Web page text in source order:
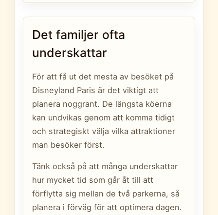
Det familjer ofta
underskattar
För att få ut det mesta av besöket på
Disneyland Paris är det viktigt att
planera noggrant. De längsta köerna
kan undvikas genom att komma tidigt
och strategiskt välja vilka attraktioner
man besöker först.
Tänk också på att många underskattar
hur mycket tid som går åt till att
förflytta sig mellan de två parkerna, så
planera i förväg för att optimera dagen.